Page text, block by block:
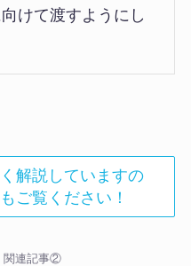
けて渡すようにし
解説していますの
ご覧ください！
関連記事②